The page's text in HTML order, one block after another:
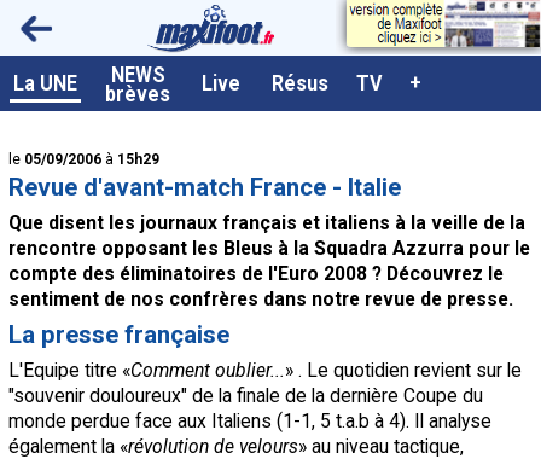
La UNE NEWS
brèves Live Résus TV +
<
le 05/09/2006 à 15h29
Revue d'avant-match France - Italie
Que disent les journaux français et italiens à la veille de la
rencontre opposant les Bleus à la Squadra Azzurra pour le
compte des éliminatoires de l'Euro 2008 ? Découvrez le
sentiment de nos confrères dans notre revue de presse.
La presse française
L'Equipe titre «Comment oublier...» . Le quotidien revient sur le
"souvenir douloureux" de la finale de la dernière Coupe du
monde perdue face aux Italiens (1-1, 5 t.a.b à 4). Il analyse
également la «révolution de velours» au niveau tactique,
A la UNE
Live / Matchs en direct
Résultats et Classements
Class. buteurs européens
Programme TV foot
Vidéos
Sondages
Tableau transferts L1